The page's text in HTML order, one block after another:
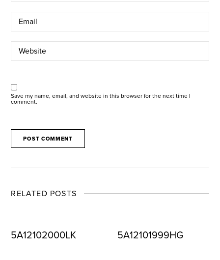
Save my name, email, and website in this browser for the next time I
comment.
RELATED POSTS
5A12102000LK 5A12101999HG